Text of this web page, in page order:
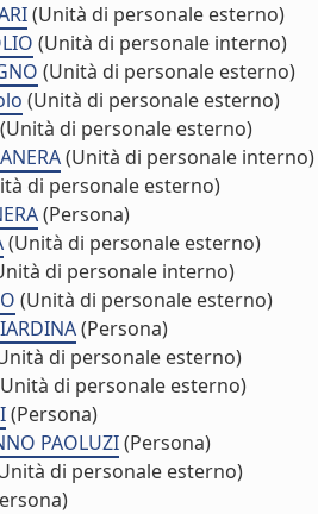
(Unità di personale esterno)
(Unità di personale interno)
(Unità di personale esterno)
(Unità di personale esterno)
(Unità di personale esterno)
(Unità di personale interno)
di personale esterno)
(Persona)
(Unità di personale esterno)
di personale interno)
(Unità di personale esterno)
(Persona)
di personale esterno)
di personale esterno)
(Persona)
PAOLUZI(Persona)
di personale esterno)